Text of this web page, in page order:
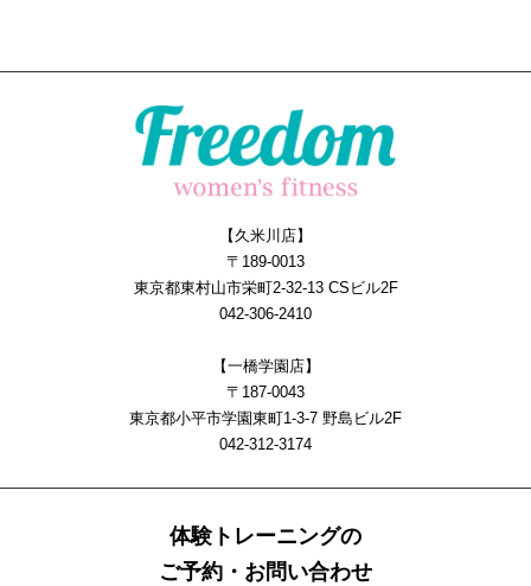
【久米川店】
〒189-0013
東京都東村山市栄町2-32-13 CSビル2F
042-306-2410
【一橋学園店】
〒187-0043
東京都小平市学園東町1-3-7 野島ビル2F
042-312-3174
体験トレーニングの
ご予約・お問い合わせ